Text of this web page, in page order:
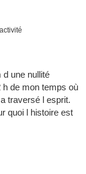
d une nullité
h de mon temps où
traversé l esprit.
quoi l histoire est